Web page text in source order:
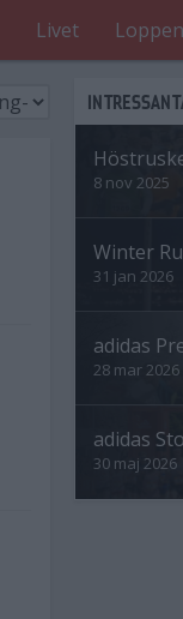
Livet Loppen
8 nov 2025
Winter
31 jan 2026
adidas
28 mar 2026
adidas
30 maj 2026